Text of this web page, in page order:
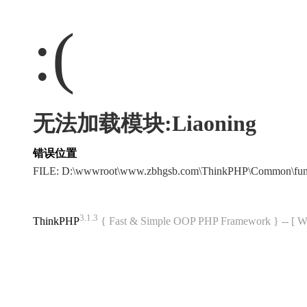
:(
无法加载模块:Liaoning
错误位置
FILE:
ThinkPHP3.1.3 { Fast & Simple OOP PHP Framework } -- [